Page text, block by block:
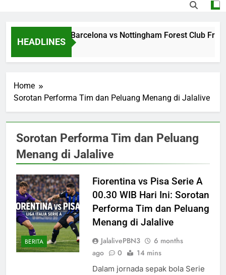
HEADLINES
Jalalive Barcelona vs Nottingham Forest Club
Hours Ago
Home
Sorotan Performa Tim dan Peluang Menang di Jalalive
Sorotan Performa Tim dan Peluang
Menang di Jalalive
BERITA
Fiorentina vs Pisa Serie A
00.30 WIB Hari Ini: Sorotan
Performa Tim dan Peluang
Menang di Jalalive
JalalivePBN3
6 months
ago
0 14 mins
Dalam jornada sepak bola Serie